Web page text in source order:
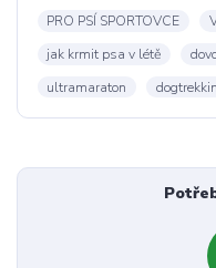
PRO PSÍ SPORTOVCE
jak krmit psa v létě
ultramaraton